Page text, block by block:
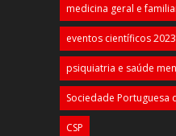
medicina geral e
eventos científicos 2023
psiquiatria e saúde
Sociedade Portuguesa
CSP